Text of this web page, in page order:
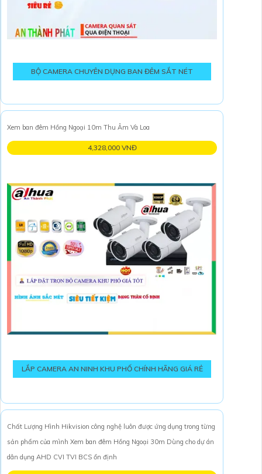
BỘ CAMERA CHUYÊN DỤNG BAN ĐÊM SẮT NÉT
LẮP CAMERA AN NINH KHU PHỐ CHÍNH HÃNG GIÁ RẺ
Xem ban đêm Hồng Ngoại 10m Thu Âm Và Loa
4,328,000 VNĐ
Chất Lượng Hình Hikvision công nghệ luôn được ứng dụng trong từng
sản phẩm của mình Xem ban đêm Hồng Ngoại 30m Dùng cho dự án
dân dụng AHD CVI TVI BCS ổn định